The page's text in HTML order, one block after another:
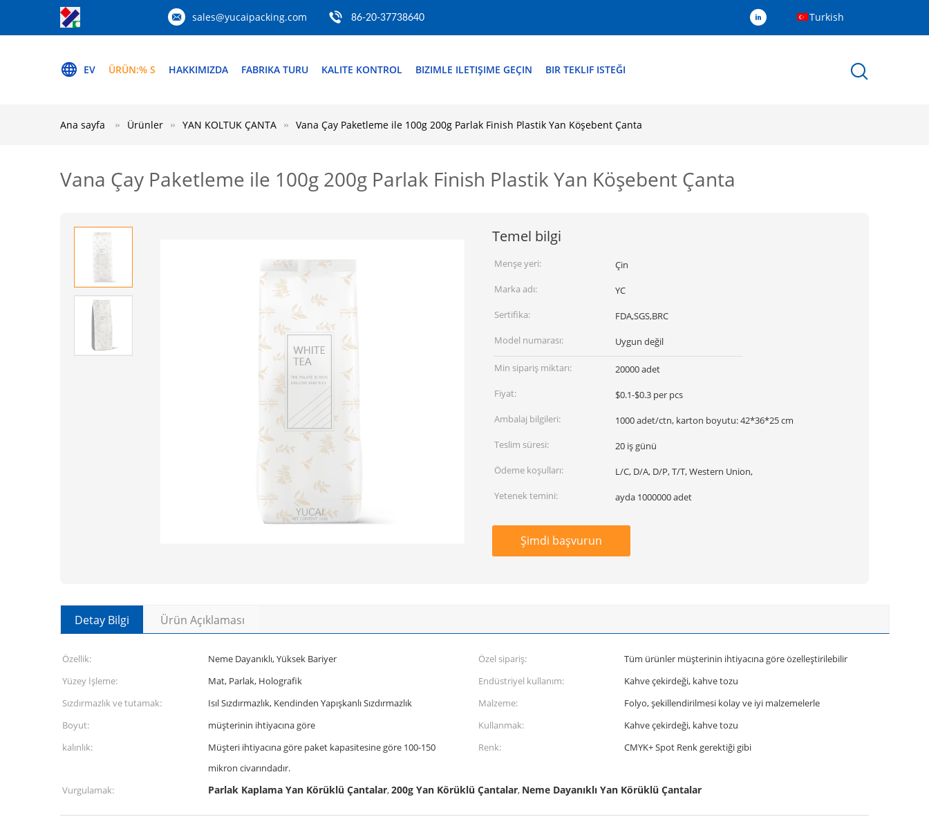
sales@yucaipacking.com 86-20-37738640 Turkish
EV ÜRÜN:% S HAKKIMIZDA FABRIKA TURU KALITE KONTROL BIZIMLE ILETIŞIME GEÇIN BIR TEKLIF ISTEĞI
Ana sayfa Ürünler YAN KOLTUK ÇANTA Vana Çay Paketleme ile 100g 200g Parlak Finish Plastik Yan Köşebent Çanta
Vana Çay Paketleme ile 100g 200g Parlak Finish Plastik Yan Köşebent Çanta
Temel bilgi
Menşe yeri:
Çin
Marka adı:
YC
Sertifika:
FDA,SGS,BRC
Model numarası:
Uygun değil
Min sipariş miktarı:
20000 adet
Fiyat:
$0.1-$0.3 per pcs
Ambalaj bilgileri:
1000 adet/ctn, karton boyutu: 42*36*25 cm
Teslim süresi:
20 iş günü
Ödeme koşulları:
L/C, D/A, D/P, T/T, Western Union,
Yetenek temini:
ayda 1000000 adet
Şimdi başvurun
Detay Bilgi Ürün Açıklaması
Özellik: Neme Dayanıklı, Yüksek Bariyer Özel sipariş:
Tüm ürünler müşterinin ihtiyacına göre özelleştirilebilir
Yüzey İşleme:
Mat, Parlak, Holografik Endüstriyel kullanım:
Kahve çekirdeği, kahve tozu
Sızdırmazlık ve tutamak:
Isıl Sızdırmazlık, Kendinden Yapışkanlı Sızdırmazlık Malzeme:
Folyo, şekillendirilmesi kolay ve iyi malzemelerle
Boyut:
müşterinin ihtiyacına göre Kullanmak:
Kahve çekirdeği, kahve tozu
kalınlık:
Müşteri ihtiyacına göre paket kapasitesine göre 100-150
mikron civarındadır.
Renk: CMYK+ Spot Renk gerektiği gibi
Vurgulamak: Parlak Kaplama Yan Körüklü Çantalar,200g Yan Körüklü Çantalar, Neme Dayanıklı Yan Körüklü Çantalar